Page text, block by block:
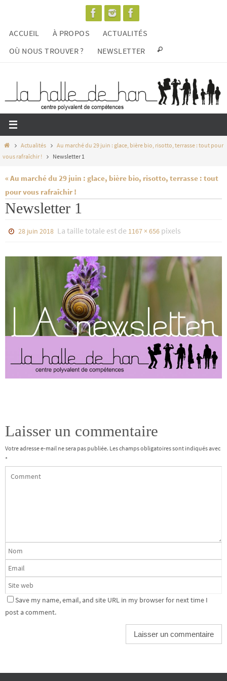
contenu
ACCUEIL À PROPOS
ACTUALITÉS
OÙ NOUS TROUVER ?
NEWSLETTER
HomeActualités
Au marché du 29 juin : glace, bière bio, risotto, terrasse : tout pour
vous rafraîchir !
Newsletter 1
« Au marché du 29 juin : glace, bière bio, risotto, terrasse : tout
pour vous rafraîchir !
Newsletter 1
28 juin 2018 La taille totale est de 1167 × 656 pixels
Laisser un commentaire
Votre adresse e-mail ne sera pas publiée. Les champs obligatoires sont indiqués avec
*
Save my name, email, and site URL in my browser for next time I
post a comment.